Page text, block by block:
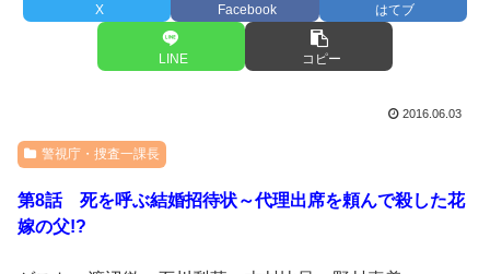
X Facebook はてブ
LINE コピー
2016.06.03
警視庁・捜査一課長
第8話 死を呼ぶ結婚招待状～代理出席を頼んで殺した花
嫁の父!?